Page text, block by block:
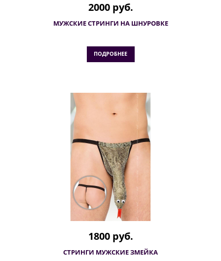
2000 руб.
МУЖСКИЕ СТРИНГИ НА ШНУРОВКЕ
ПОДРОБНЕЕ
1800 руб.
СТРИНГИ МУЖСКИЕ ЗМЕЙКА